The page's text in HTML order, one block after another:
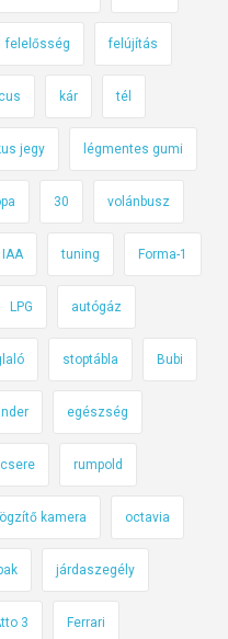
felelősség felújítás
kár tél
jegy légmentes gumi
30 volánbusz
IAA tuning Forma-1
LPG autógáz
stoptábla Bubi
egészség
rumpold
kamera octavia
járdaszegély
3 Ferrari